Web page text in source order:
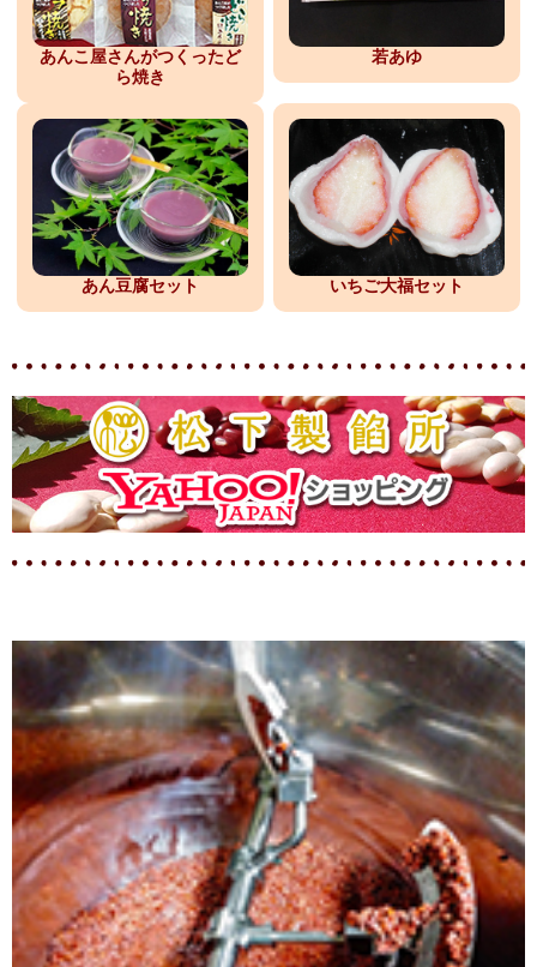
あんこ屋さんがつくったど
ら焼き
若あゆ
あん豆腐セット いちご大福セット